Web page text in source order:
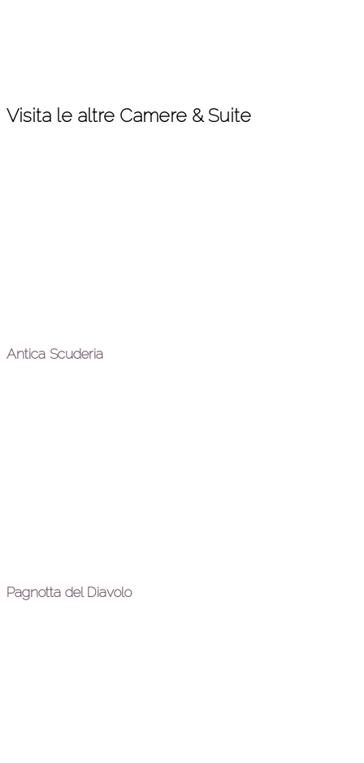
Visita le altre Camere & Suite
Antica Scuderia
Pagnotta del Diavolo